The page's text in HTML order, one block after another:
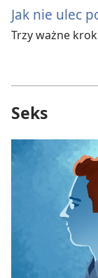
Jak nie ulec
Trzy ważne
Seks